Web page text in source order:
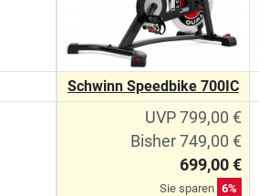
Schwinn Speedbike 700IC
UVP 799,00 €
Bisher 749,00 €
699,00 €
Sie sparen 6%